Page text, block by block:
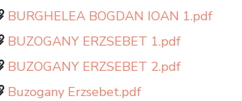
BURGHELEA BOGDAN IOAN 1.pdf
BUZOGANY ERZSEBET 1.pdf
BUZOGANY ERZSEBET 2.pdf
Buzogany Erzsebet.pdf